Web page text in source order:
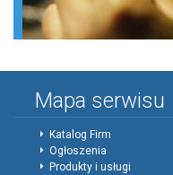
Mapa serwisu
Katalog Firm
Ogłoszenia
Produkty i usługi